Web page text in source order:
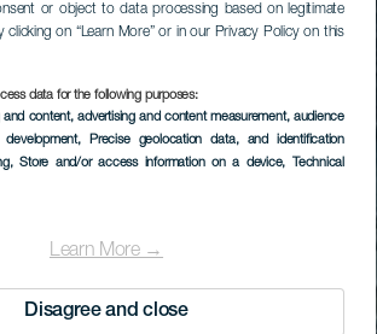
or object to data processing based on legitimate
clicking on “Learn More” or in our Privacy Policy on this
data for the following purposes:
and content, advertising and content measurement, audience
, Precise geolocation data, and identification
, Store and/or access information on a device, Technical
Learn More →
Disagree and close